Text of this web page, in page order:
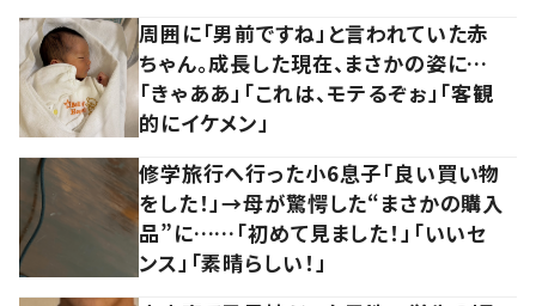
周囲に「男前ですね」と言われていた赤
ちゃん。成長した現在、まさかの姿に…
「きゃああ」「これは、モテるぞぉ」「客観
的にイケメン」
修学旅行へ行った小6息子「良い買い物
をした！」→母が驚愕した“まさかの購入
品”に……「初めて見ました！」「いいセ
ンス」「素晴らしい！」